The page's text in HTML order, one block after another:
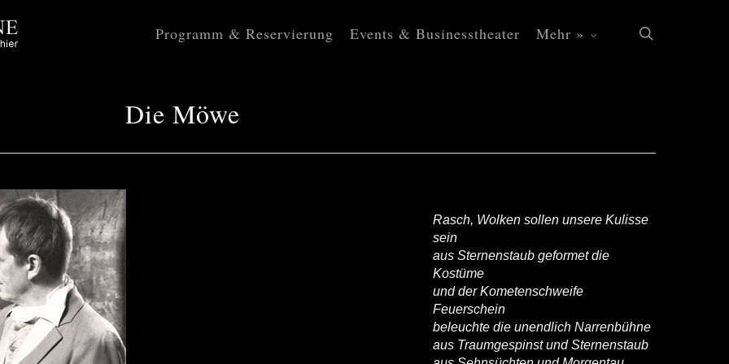
Programm & Reservierung Events & Businesstheater Mehr »
Die Möwe
Rasch, Wolken sollen unsere Kulisse
sein
aus Sternenstaub geformet die
Kostüme
und der Kometenschweife
Feuerschein
beleuchte die unendlich Narrenbühne
aus Traumgespinst und Sternenstaub